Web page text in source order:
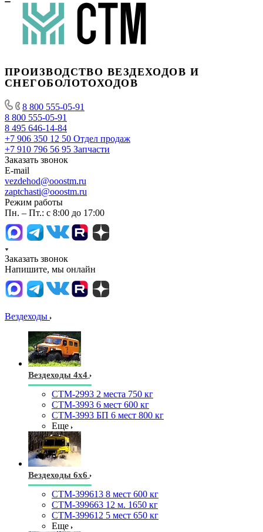
ПРОИЗВОДСТВО ВЕЗДЕХОДОВ И
СНЕГОБОЛОТОХОДОВ
8 800 555-05-91
8 800 555-05-91
8 495 646-14-84
+7 906 350 12 50 Отдел продаж
+7 910 796 56 95 Запчасти
Заказать звонок
E-mail
vezdehod@ooostm.ru
zaptchasti@ooostm.ru
Режим работы
Пн. – Пт.: с 8:00 до 17:00
Заказать звонок
Напишите, мы онлайн
Вездеходы
Вездеходы 4х4
СТМ-2993 2 места 750 кг
СТМ-3993 6 мест 600 кг
СТМ-3993 БП 6 мест 800 кг
Еще
Вездеходы 6х6
СТМ-399613 8 мест 600 кг
СТМ-399663 12 м. 1650 кг
СТМ-399612 5 мест 650 кг
Еще